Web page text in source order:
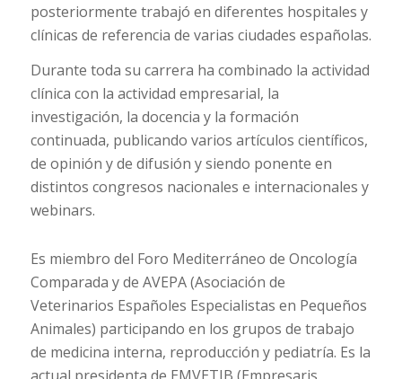
posteriormente trabajó en diferentes hospitales y
clínicas de referencia de varias ciudades españolas.
Durante toda su carrera ha combinado la actividad
clínica con la actividad empresarial, la
investigación, la docencia y la formación
continuada, publicando varios artículos científicos,
de opinión y de difusión y siendo ponente en
distintos congresos nacionales e internacionales y
webinars.
Es miembro del Foro Mediterráneo de Oncología
Comparada y de AVEPA (Asociación de
Veterinarios Españoles Especialistas en Pequeños
Animales) participando en los grupos de trabajo
de medicina interna, reproducción y pediatría. Es la
actual presidenta de EMVETIB (Empresaris